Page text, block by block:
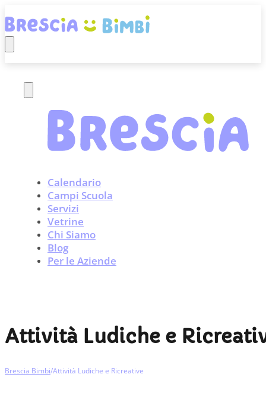
Calendario
Campi Scuola
Servizi
Vetrine
Chi Siamo
Blog
Per le Aziende
Attività Ludiche e
Brescia Bimbi/Attività Ludiche e Ricreative